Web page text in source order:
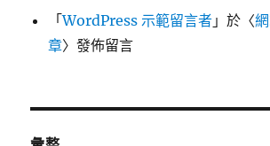
「WordPress 示範留言者 」於〈
章〉發佈留言